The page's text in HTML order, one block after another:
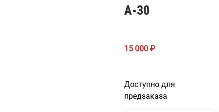
А-30
15 000 ₽
Доступно для
предзаказа